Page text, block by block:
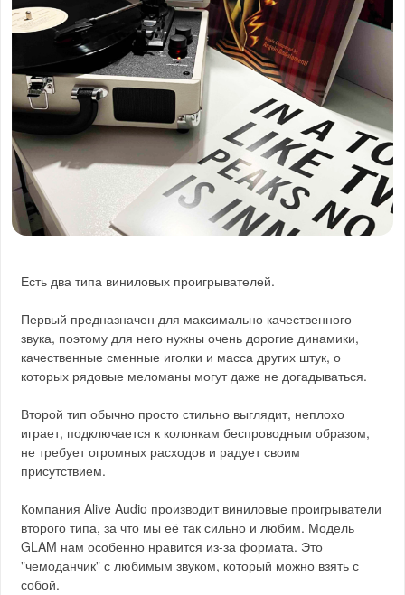
Есть два типа виниловых проигрывателей.
Первый предназначен для максимально качественного
звука, поэтому для него нужны очень дорогие динамики,
качественные сменные иголки и масса других штук, о
которых рядовые меломаны могут даже не догадываться.
Второй тип обычно просто стильно выглядит, неплохо
играет, подключается к колонкам беспроводным образом,
не требует огромных расходов и радует своим
присутствием.
Компания Alive Audio производит виниловые проигрыватели
второго типа, за что мы её так сильно и любим. Модель
GLAM нам особенно нравится из-за формата. Это
"чемоданчик" с любимым звуком, который можно взять с
собой.